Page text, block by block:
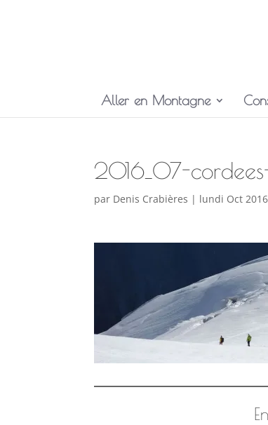
Aller en Montagne
2016_07-
par Denis Crabières | lundi Oct 2016